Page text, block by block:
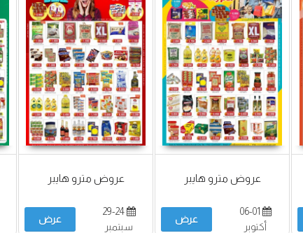
عروض مترو هايبر
06-01
أكتوبر
عرض
عروض مترو هايبر
29-24
سبتمبر
عرض